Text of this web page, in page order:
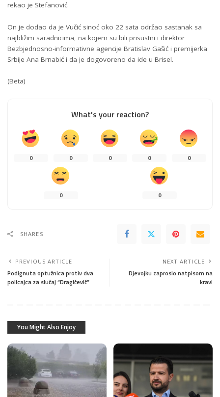
rekao je Stefanović.
On je dodao da je Vučić sinoć oko 22 sata održao sastanak sa
najbližim saradnicima, na kojem su bili prisustni i direktor
Bezbjednosno-informativne agencije Bratislav Gašić i premijerka
Srbije Ana Brnabić i da je dogovoreno da ide u Brisel.
(Beta)
What's your reaction?
0 0 0 0 0
0 0
SHARES
PREVIOUS ARTICLE
Podignuta optužnica protiv dva
policajca za slučaj “Dragičević”
NEXT ARTICLE
Djevojku zaprosio natpisom na
kravi
You Might Also Enjoy